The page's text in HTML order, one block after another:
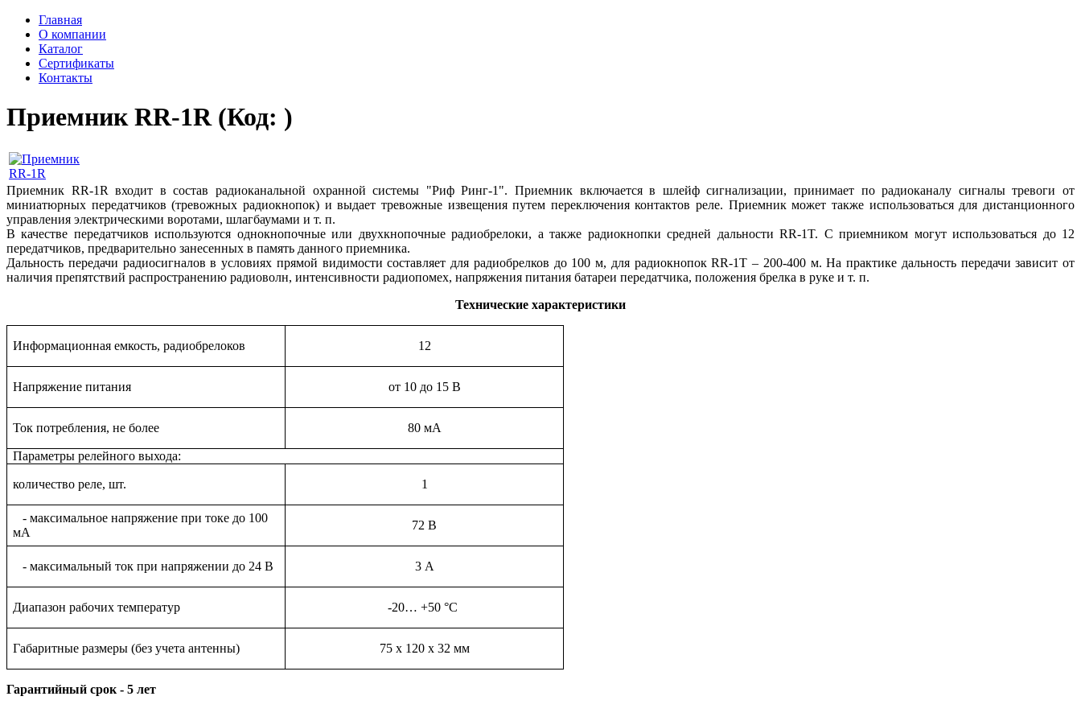
Главная
О компании
Каталог
Сертификаты
Контакты
Приемник RR-1R (Код: )
Приемник RR-1R входит в состав радиоканальной охранной системы "Риф Ринг-1". Приемник включается в шлейф сигнализации, принимает по радиоканалу сигналы тревоги от
миниатюрных передатчиков (тревожных радиокнопок) и выдает тревожные извещения путем переключения контактов реле. Приемник может также использоваться для дистанционного
управления электрическими воротами, шлагбаумами и т. п.
В качестве передатчиков используются однокнопочные или двухкнопочные радиобрелоки, а также радиокнопки средней дальности RR-1T. С приемником могут использоваться до 12
передатчиков, предварительно занесенных в память данного приемника.
Дальность передачи радиосигналов в условиях прямой видимости составляет для радиобрелков до 100 м, для радиокнопок RR-1T – 200-400 м. На практике дальность передачи зависит от
наличия препятствий распространению радиоволн, интенсивности радиопомех, напряжения питания батареи передатчика, положения брелка в руке и т. п.
Технические характеристики
Информационная емкость, радиобрелоков 12
Напряжение питания от 10 до 15 В
Ток потребления, не более 80 мА
Параметры релейного выхода:
количество реле, шт. 1
- максимальное напряжение при токе до 100
мА
72 В
- максимальный ток при напряжении до 24 В 3 А
Диапазон рабочих температур -20… +50 °С
Габаритные размеры (без учета антенны) 75 х 120 х 32 мм
Гарантийный срок - 5 лет